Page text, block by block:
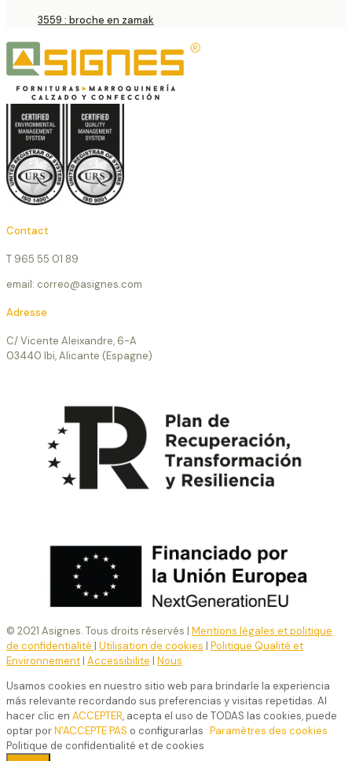
3559 : broche en zamak
Contact
T 965 55 01 89
email: correo@asignes.com
Adresse
C/ Vicente Aleixandre, 6-A
03440 Ibi, Alicante (Espagne)
© 2021 Asignes. Tous droits réservés | Mentions légales et politique
de confidentialité | Utilisation de cookies | Politique Qualité et
Environnement| Accessibilite | Nous
Usamos cookies en nuestro sitio web para brindarle la experiencia
más relevante recordando sus preferencias y visitas repetidas. Al
hacer clic en ACCEPTER, acepta el uso de TODAS las cookies, puede
optar porN'ACCEPTE PAS o configurarlas Paramètres des cookies
Politique de confidentialité et de cookies